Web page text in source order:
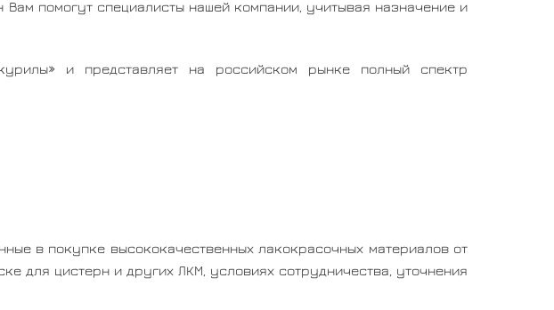
помогут специалисты нашей компании, учитывая назначение и
и представляет на российском рынке полный спектр
в покупке высококачественных лакокрасочных материалов от
для цистерн и других ЛКМ, условиях сотрудничества, уточнения